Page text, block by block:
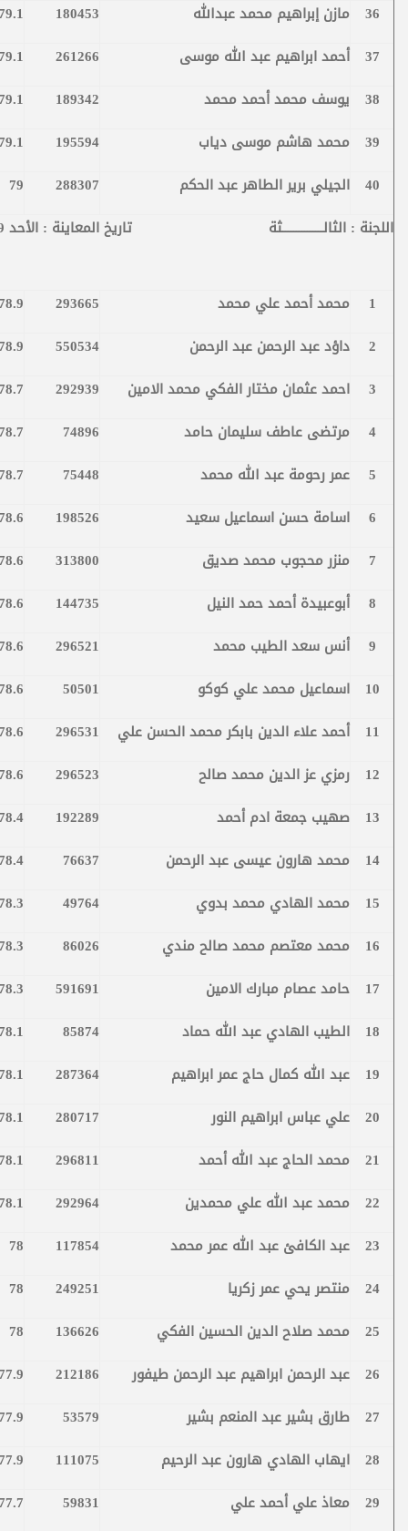
36
مازن إبراهيم محمد عبدالله 180453
37
أحمد ابراهيم عبد الله موسى 261266
38
يوسف محمد أحمد محمد 189342
39
محمد هاشم موسى دياب 195594
40
الجيلي برير الطاهر عبد الحكم 288307
79
اللجنة : الثالـــــــــــــــثة تاريخ المعاينة : الأحد 14/7/2019م
1 محمد أحمد علي محمد 293665
2
داؤد عبد الرحمن عبد الرحمن 550534
3
احمد عثمان مختار الفكي محمد الامين 292939
4
مرتضى عاطف سليمان حامد 74896
5
عمر رحومة عبد الله محمد 75448
6
اسامة حسن اسماعيل سعيد 198526
7
منزر محجوب محمد صديق 313800
8
أبوعبيدة أحمد حمد النيل 144735
9
أنس سعد الطيب محمد 296521
10
اسماعيل محمد علي كوكو 50501
11
أحمد علاء الدين بابكر محمد الحسن علي 296531
12
رمزي عز الدين محمد صالح 296523
13
صهيب جمعة ادم أحمد 192289
14
محمد هارون عيسى عبد الرحمن 76637
15
محمد الهادي محمد بدوي 49764
16
محمد معتصم محمد صالح مندي 86026
17
حامد عصام مبارك الامين 591691
18
الطيب الهادي عبد الله حماد 85874
19
عبد الله كمال حاج عمر ابراهيم 287364
20
علي عباس ابراهيم النور 280717
21
محمد الحاج عبد الله أحمد 296811
22
محمد عبد الله علي محمدين 292964
23
عبد الكافئ عبد الله عمر محمد 117854
78
24
منتصر يحي عمر زكريا 249251
78
25
محمد صلاح الدين الحسين الفكي 136626
78
26
عبد الرحمن ابراهيم عبد الرحمن طيفور 212186
27
طارق بشير عبد المنعم بشير 53579
28
ايهاب الهادي هارون عبد الرحيم 111075
29
معاذ علي أحمد علي 59831